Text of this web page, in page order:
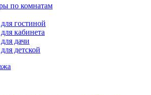
по комнатам
гостиной
кабинета
дачи
детской